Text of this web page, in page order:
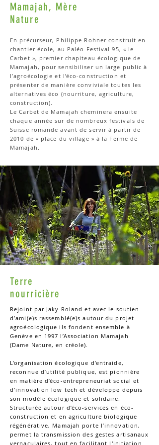
Mamajah, Mère
Nature
En précurseur, Philippe Rohner construit en
chantier école, au Paléo Festival 95, « le
Carbet », premier chapiteau écologique de
Mamajah, pour sensibiliser un large public à
l’agroécologie et l’éco-construction et
présenter de manière conviviale toutes les
alternatives éco (nourriture, agriculture,
construction).
Le Carbet de Mamajah cheminera ensuite
chaque année sur de nombreux festivals de
Suisse romande avant de servir à partir de
2010 de « place du village » à la Ferme de
Mamajah.
Terre
nourricière
Rejoint par Jaky Roland et avec le soutien
d’ami(e)s rassemblé(e)s autour du projet
agroécologique ils fondent ensemble à
Genève en 1997 l’Association Mamajah
(Dame Nature, en créole).
L’organisation écologique d’entraide,
reconnue d’utilité publique, est pionnière
en matière d’éco-entrepreneuriat social et
d'innovation low tech et développe depuis
son modèle écologique et solidaire.
Structurée autour d’éco-services en éco-
construction et en agriculture biologique
régénérative, Mamajah porte l’innovation,
permet la transmission des gestes artisanaux
vernaculaires, tout en facilitant l'initiation